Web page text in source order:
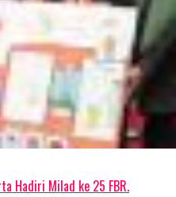
Hadiri Milad ke 25 FBR.